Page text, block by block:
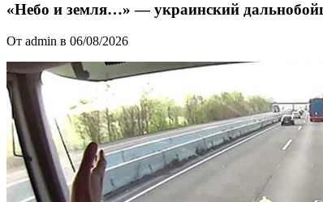
«Небо и земля…» — украинский
От admin в 06/08/2026